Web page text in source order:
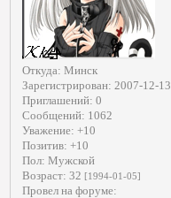
Откуда: Минск
Зарегистрирован: 2007-12-13
Приглашений: 0
Сообщений: 1062
Уважение: +10
Позитив: +10
Пол: Мужской
Возраст: 32 [1994-01-05]
Провел на форуме: